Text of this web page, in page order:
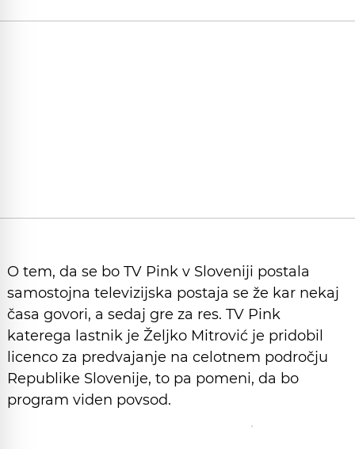
O tem, da se bo TV Pink v Sloveniji postala
samostojna televizijska postaja se že kar nekaj
časa govori, a sedaj gre za res. TV Pink
katerega lastnik je Željko Mitrović je pridobil
licenco za predvajanje na celotnem področju
Republike Slovenije, to pa pomeni, da bo
program viden povsod.